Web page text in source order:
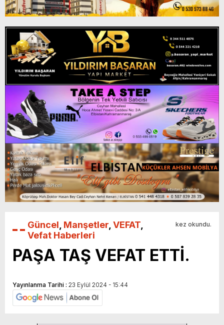
Güncel Manşetler VEFAT
Vefat Haberleri
kez okundu.
PAŞA TAŞ VEFAT ETTİ.
Yayınlanma Tarihi : 23 Eylül 2024 - 15:44